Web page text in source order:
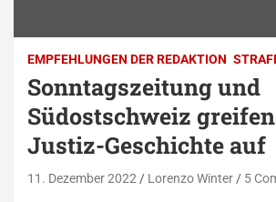
EMPFEHLUNGEN DER REDAKTION
Sonntagszeitung und
Südostschweiz
Justiz-Geschichte auf
11. Dezember 2022 Lorenzo Winter 5